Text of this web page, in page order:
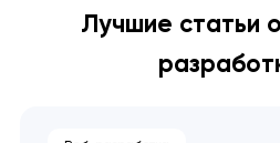
Лучшие статьи